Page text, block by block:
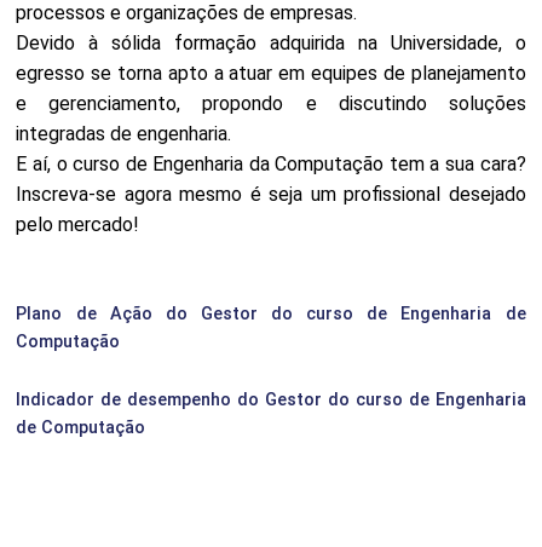
processos e organizações de empresas.
Devido à sólida formação adquirida na Universidade, o
egresso se torna apto a atuar em equipes de planejamento
e gerenciamento, propondo e discutindo soluções
integradas de engenharia.
E aí, o curso de Engenharia da Computação tem a sua cara?
Inscreva-se agora mesmo é seja um profissional desejado
pelo mercado!
Plano de Ação do Gestor do curso de Engenharia de
Computação
Indicador de desempenho do Gestor do curso de Engenharia
de Computação